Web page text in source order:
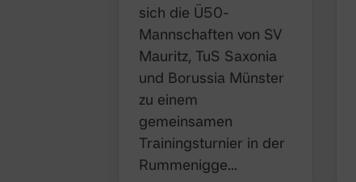
sich die Ü50-
Mannschaften von SV
Mauritz, TuS Saxonia
und Borussia Münster
zu einem
gemeinsamen
Trainingsturnier in der
Rummenigge…